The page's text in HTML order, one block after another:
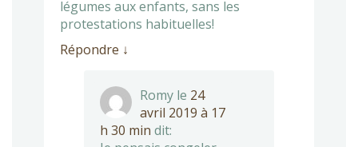
légumes aux enfants, sans les
protestations habituelles!
Répondre ↓
Romy le 24
avril 2019 à 17
h 30 min dit: